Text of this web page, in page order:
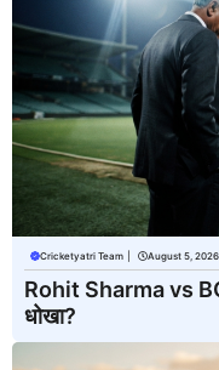
Cricketyatri Team August 5, 2026
Rohit Sharma vs
धोखा?